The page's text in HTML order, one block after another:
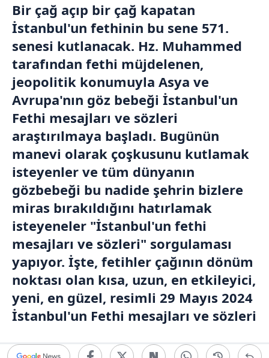
Bir çağ açıp bir çağ kapatan
İstanbul'un fethinin bu sene 571.
senesi kutlanacak. Hz. Muhammed
tarafından fethi müjdelenen,
jeopolitik konumuyla Asya ve
Avrupa'nın göz bebeği İstanbul'un
Fethi mesajları ve sözleri
araştırılmaya başladı. Bugünün
manevi olarak çoşkusunu kutlamak
isteyenler ve tüm dünyanın
gözbebeği bu nadide şehrin bizlere
miras bırakıldığını hatırlamak
isteyeneler "İstanbul'un fethi
mesajları ve sözleri" sorgulaması
yapıyor. İşte, fetihler çağının dönüm
noktası olan kısa, uzun, en etkileyici,
yeni, en güzel, resimli 29 Mayıs 2024
İstanbul'un Fethi mesajları ve sözleri